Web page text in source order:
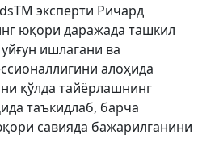
эксперти Ричард
юқори даражада ташкил
ишлагани ва
алоҳида
қўлда тайёрлашнинг
таъкидлаб, барча
савияда бажарилганини